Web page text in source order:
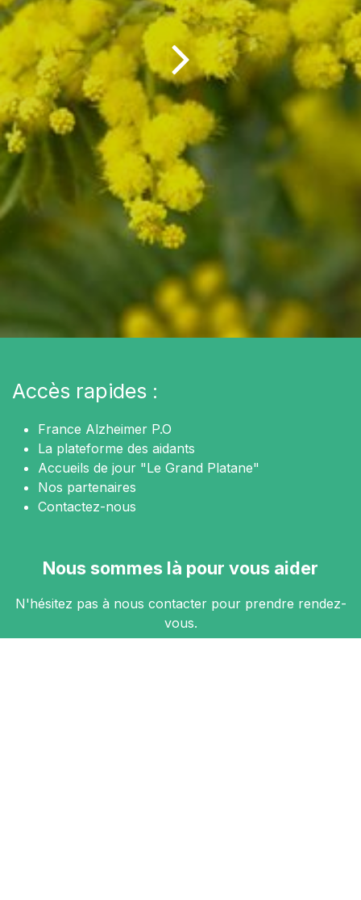
Accès rapides :
France Alzheimer P.O
La plateforme des aidants
Accueils de jour "Le Grand Platane"
Nos partenaires
Contactez-nous
Nous sommes là pour vous aider
N'hésitez pas à nous contacter pour prendre rendez-
vous.